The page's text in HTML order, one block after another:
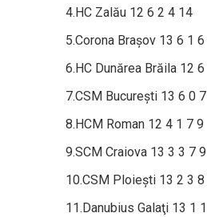
4.HC Zalău 12 6 2 4 14
5.Corona Braşov 13 6 1 6
6.HC Dunărea Brăila 12 6
7.CSM Bucureşti 13 6 0 7
8.HCM Roman 12 4 1 7 9
9.SCM Craiova 13 3 3 7 9
10.CSM Ploieşti 13 2 3 8
11.Danubius Galaţi 13 1 1